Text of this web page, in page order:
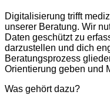
Digitalisierung trifft
unserer Beratung. Wir
Daten geschützt zu
darzustellen und dich
Beratungsprozess
Orientierung geben und
Was gehört dazu?